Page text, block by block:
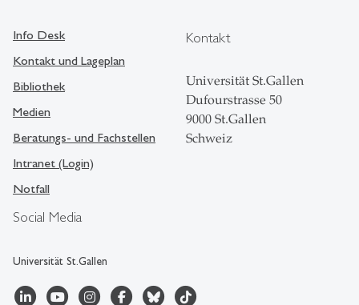
Social Media
Universität St.Gallen
Info Desk
Kontakt und Lageplan
Bibliothek
Medien
Beratungs- und Fachstellen
Intranet (Login)
Notfall
Kontakt
Universität St.Gallen
Dufourstrasse 50
9000 St.Gallen
Schweiz